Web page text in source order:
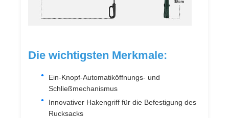
Qualitätskontrolle
Nachrichten
Alle Fälle
Die wichtigsten Merkmale:
Ein-Knopf-Automatiköffnungs- und
Schließmechanismus
Innovativer Hakengriff für die Befestigung des
Rucksacks